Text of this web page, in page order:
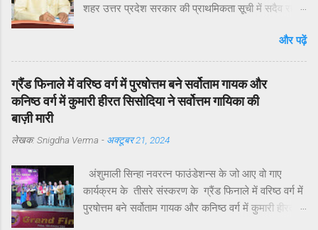
शहर उत्तर प्रदेश सरकार की प्राथमिकता सूची में सदैव रहा
विगत वर्षों में नोएडा, ग्रेटर नोएडा और यमुना एक्सप्रेसवे क्षेत्रों
का अभूतपूर्व दौरा किया है।परंतु, यह अत्यंत खेदजनक है कि
स्थानीय सांसद डॉ. महेश शर्मा एवं विधायक श्री पंकज सिंह
नोएडा के विकास में अपेक्षित सक्रियता नहीं दिखा रहे हैं।
नागरिकों द्वारा बार-बार संपर्क करने, ज्ञापन देने व समस्याएँ
नोएडा के विभिन्न सेक्टरों के निवासियों का. आवासीय कल्याण
प्रमुख समस्याओं के हल न होने के कारण जनप्रतिनिधियों की
निष्क्रियता बताया है. उनके अनुसार सांसद और विधायक को
बार-बार अवगत कराने पर भी समस्याओं का समाधान नहीं हो
और पढ़ें
ग्रैंड फिनाले में वरिष्ठ वर्ग में पुरषोत्तम बने सर्वोताम गायक और
कनिष्ठ वर्ग में कुमारी हीरत सिसोदिया ने सर्वोत्तम गायिका की
बाज़ी मारी
लेखक: Snigdha Verma - अक्टूबर 21, 2024
अंशुमाली सिन्हा नवरत्न फाउंडेशन्स के जो आए वो गाए
कार्यक्रम के तीसरे संस्करण के ग्रैंड फिनाले में वरिष्ठ वर्ग में
पुरषोत्तम बने सर्वोताम गायक और कनिष्ठ वर्ग में कुमारी हीरत